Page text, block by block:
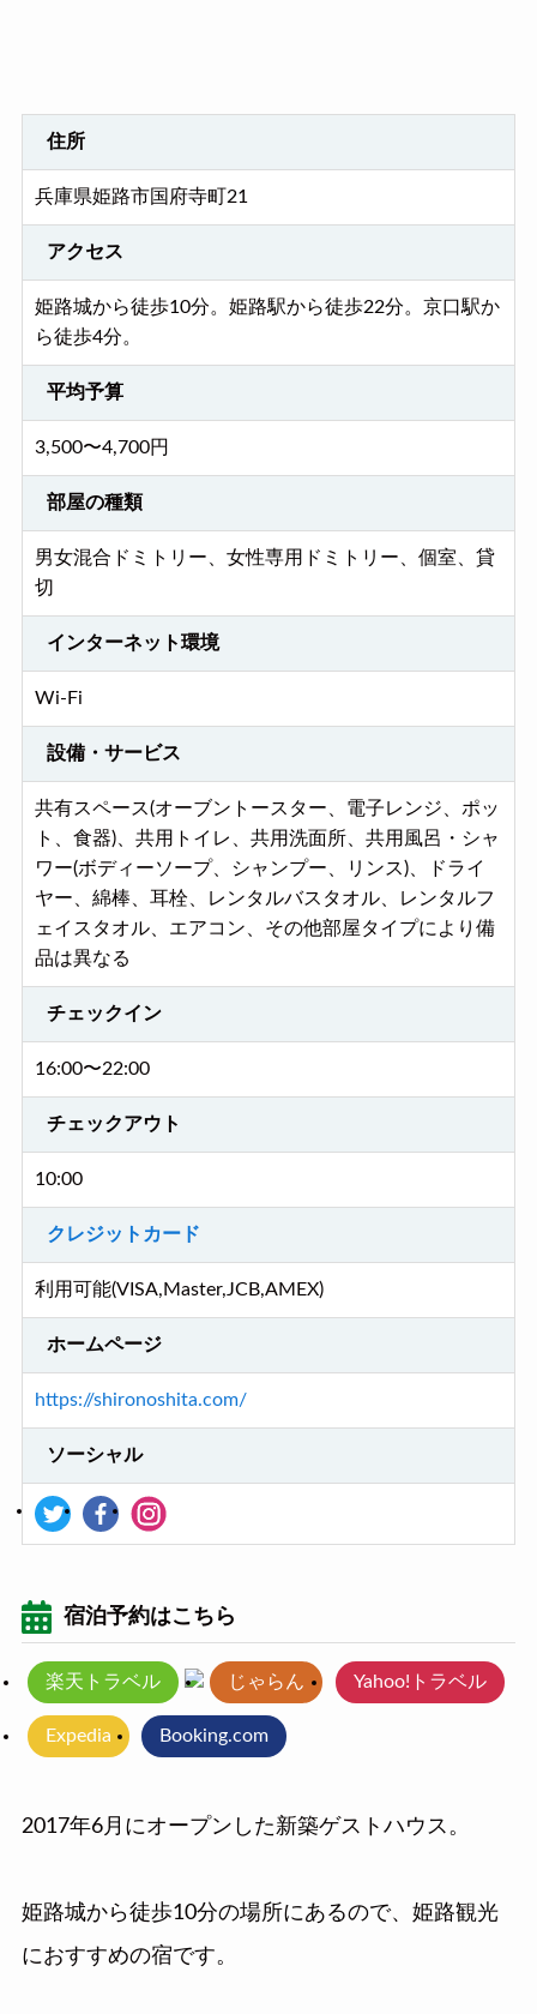
住所
兵庫県姫路市国府寺町21
アクセス
姫路城から徒歩10分。姫路駅から徒歩22分。京口駅か
ら徒歩4分。
平均予算
3,500〜4,700円
部屋の種類
男女混合ドミトリー、女性専用ドミトリー、個室、貸
切
インターネット環境
Wi-Fi
設備・サービス
共有スペース(オーブントースター、電子レンジ、ポッ
ト、食器)、共用トイレ、共用洗面所、共用風呂・シャ
ワー(ボディーソープ、シャンプー、リンス)、ドライ
ヤー、綿棒、耳栓、レンタルバスタオル、レンタルフ
ェイスタオル、エアコン、その他部屋タイプにより備
品は異なる
チェックイン
16:00〜22:00
チェックアウト
10:00
クレジットカード
利用可能(VISA,Master,JCB,AMEX)
ホームページ
https://shironoshita.com/
ソーシャル
宿泊予約はこちら
楽天トラベル じゃらん Yahoo!トラベル
Expedia Booking.com
2017年6月にオープンした新築ゲストハウス。
姫路城から徒歩10分の場所にあるので、姫路観光
におすすめの宿です。